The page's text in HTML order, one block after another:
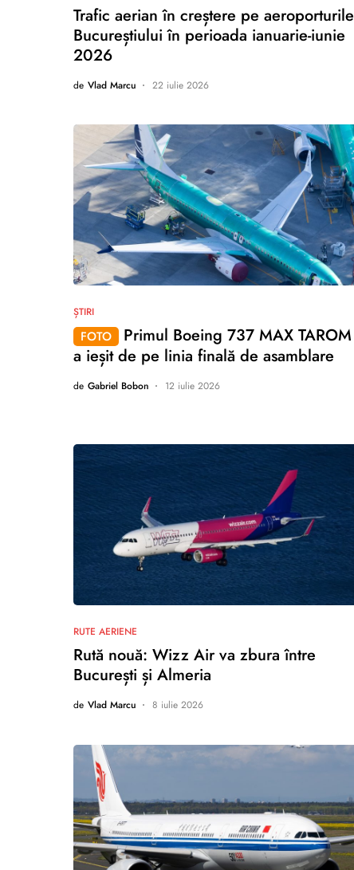
Trafic aerian în creștere pe aeroporturile
Bucureștiului în perioada ianuarie-iunie
2026
de Vlad Marcu 22 iulie 2026
ȘTIRI
FOTO
Primul Boeing 737 MAX TAROM
a ieșit de pe linia finală de asamblare
de Gabriel Bobon 12 iulie 2026
nu există comentarii
RUTE AERIENE
Rută nouă: Wizz Air va zbura între
București și Almeria
de Vlad Marcu 8 iulie 2026